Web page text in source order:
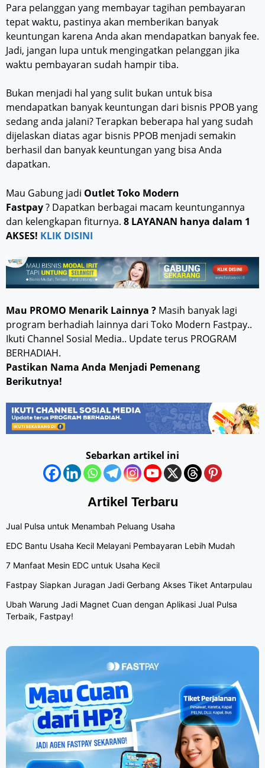
Para pelanggan yang membayar tagihan pembayaran
tepat waktu, pastinya akan memberikan banyak
keuntungan karena Anda akan mendapatkan banyak fee.
Jadi, jangan lupa untuk mengingatkan pelanggan jika
waktu pembayaran sudah hampir tiba.
Bukan menjadi hal yang sulit bukan untuk bisa
mendapatkan banyak keuntungan dari bisnis PPOB yang
sedang anda jalani? Terapkan beberapa hal yang sudah
dijelaskan diatas agar bisnis PPOB menjadi semakin
berhasil dan banyak keuntungan yang bisa Anda
dapatkan.
Mau Gabung jadi Outlet Toko Modern
Fastpay? Dapatkan berbagai macam keuntungannya
dan kelengkapan fiturnya. 8 LAYANAN hanya dalam 1
AKSES! KLIK DISINI
Mau PROMO Menarik Lainnya ? Masih banyak lagi
program berhadiah lainnya dari Toko Modern Fastpay..
Ikuti Channel Sosial Media.. Update terus PROGRAM
BERHADIAH.
Pastikan Nama Anda Menjadi Pemenang
Berikutnya!
Sebarkan artikel ini
Artikel Terbaru
Jual Pulsa untuk Menambah Peluang Usaha
EDC Bantu Usaha Kecil Melayani Pembayaran Lebih Mudah
7 Manfaat Mesin EDC untuk Usaha Kecil
Fastpay Siapkan Juragan Jadi Gerbang Akses Tiket Antarpulau
Ubah Warung Jadi Magnet Cuan dengan Aplikasi Jual Pulsa
Terbaik, Fastpay!